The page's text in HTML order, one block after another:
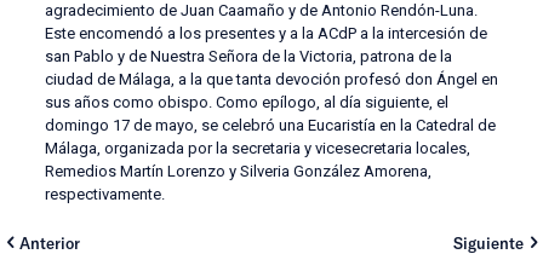
agradecimiento de Juan Caamaño y de Antonio Rendón-Luna.
Este encomendó a los presentes y a la ACdP a la intercesión de
san Pablo y de Nuestra Señora de la Victoria, patrona de la
ciudad de Málaga, a la que tanta devoción profesó don Ángel en
sus años como obispo. Como epílogo, al día siguiente, el
domingo 17 de mayo, se celebró una Eucaristía en la Catedral de
Málaga, organizada por la secretaria y vicesecretaria locales,
Remedios Martín Lorenzo y Silveria González Amorena,
respectivamente.
Anterior Siguiente